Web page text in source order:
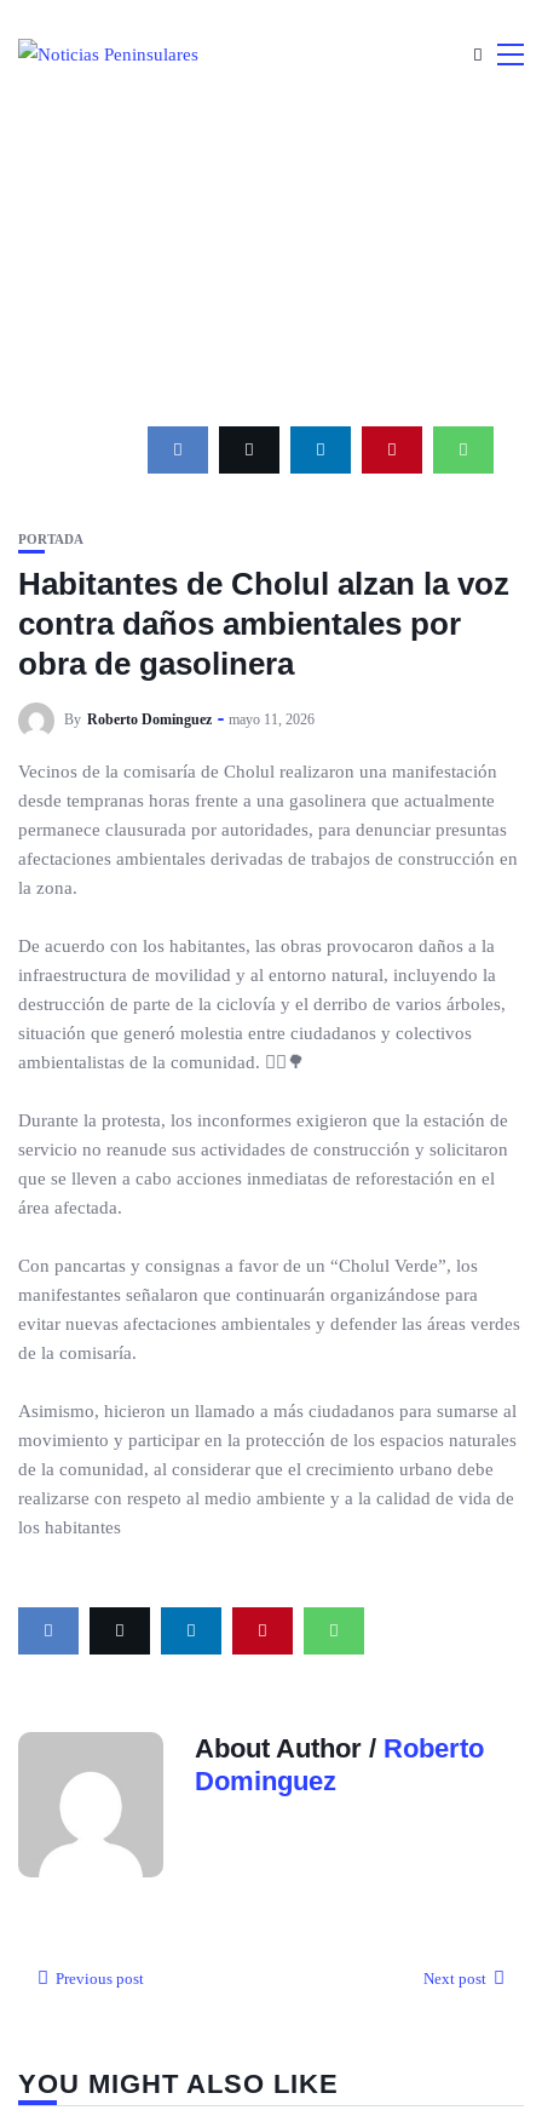
PORTADA
Habitantes de Cholul alzan la voz
contra daños ambientales por
obra de gasolinera
By Roberto Dominguez mayo 11, 2026
Vecinos de la comisaría de Cholul realizaron una manifestación
desde tempranas horas frente a una gasolinera que actualmente
permanece clausurada por autoridades, para denunciar presuntas
afectaciones ambientales derivadas de trabajos de construcción en
la zona.
De acuerdo con los habitantes, las obras provocaron daños a la
infraestructura de movilidad y al entorno natural, incluyendo la
destrucción de parte de la ciclovía y el derribo de varios árboles,
situación que generó molestia entre ciudadanos y colectivos
ambientalistas de la comunidad. 🚴‍♂️🌳
Durante la protesta, los inconformes exigieron que la estación de
servicio no reanude sus actividades de construcción y solicitaron
que se lleven a cabo acciones inmediatas de reforestación en el
área afectada.
Con pancartas y consignas a favor de un “Cholul Verde”, los
manifestantes señalaron que continuarán organizándose para
evitar nuevas afectaciones ambientales y defender las áreas verdes
de la comisaría.
Asimismo, hicieron un llamado a más ciudadanos para sumarse al
movimiento y participar en la protección de los espacios naturales
de la comunidad, al considerar que el crecimiento urbano debe
realizarse con respeto al medio ambiente y a la calidad de vida de
los habitantes
About Author / Roberto
Dominguez
Previous post Next post
YOU MIGHT ALSO LIKE